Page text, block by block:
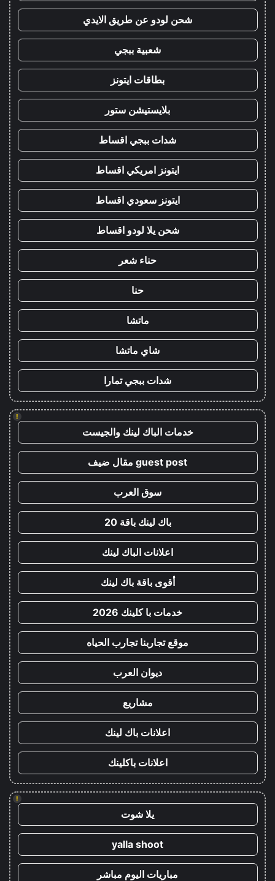
شحن لودو عن طريق الايدي
شعبية ببجي
بطاقات ايتونز
بلايستيشن ستور
شدات ببجي اقساط
ايتونز امريكي اقساط
ايتونز سعودي اقساط
شحن يلا لودو اقساط
حناء شعر
حنا
ماتشا
شاي ماتشا
شدات ببجي تمارا
!
خدمات الباك لينك والجيست
guest post مقال ضيف
سوق العرب
باك لينك باقة 20
اعلانات الباك لينك
أقوى باقة باك لينك
خدمات با كلينك 2026
موقع تجاربنا تجارب الحياه
ديوان العرب
مشاريع
اعلانات باك لينك
اعلانات باكلينك
!
يلا شوت
yalla shoot
مباريات اليوم مباشر